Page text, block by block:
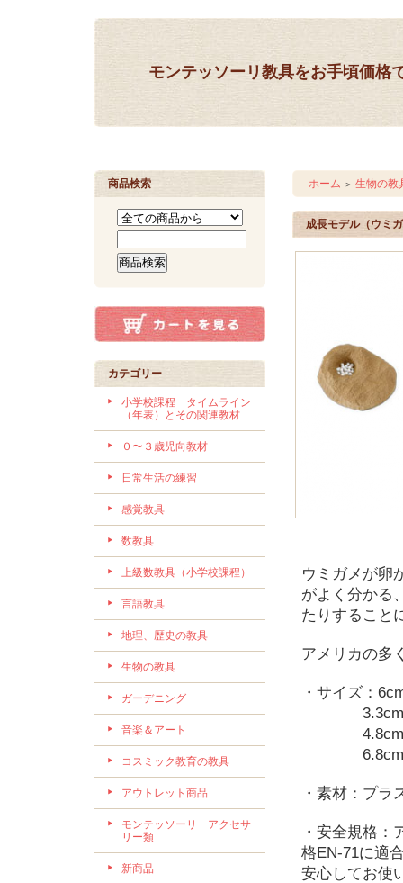
モンテッソーリ教具をお手頃価格
商品検索
カテゴリー
小学校課程 タイムライン
（年表）とその関連教材
０〜３歳児向教材
日常生活の練習
感覚教具
数教具
上級数教具（小学校課程）
言語教具
地理、歴史の教具
生物の教具
ガーデニング
音楽＆アート
コスミック教育の教具
アウトレット商品
モンテッソーリ アクセサ
リー類
新商品
ホーム ＞ 生物の教
成長モデル（ウミ
ウミガメが卵
がよく分かる
たりすること
アメリカの多
・サイズ：
3.3cm x
4.8cm x
6.8cm x
・素材：プラ
・安全規格：
格EN-71に適
安心してお使